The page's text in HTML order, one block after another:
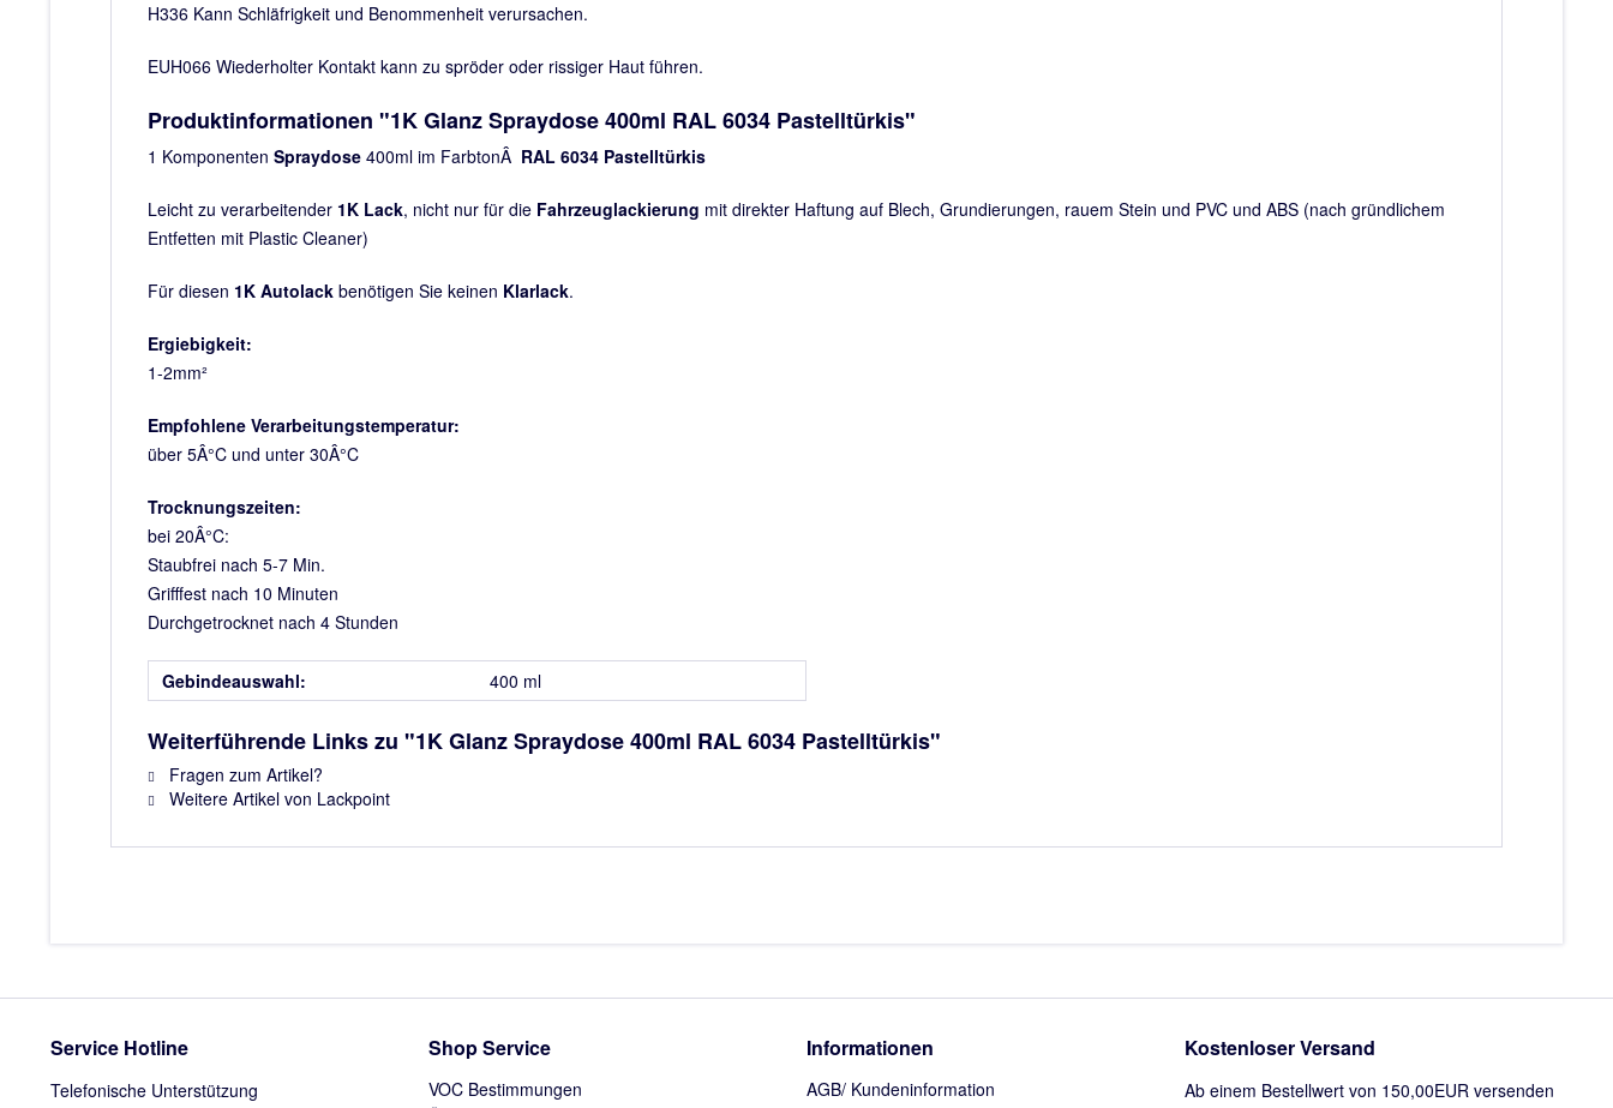
H336 Kann Schläfrigkeit und Benommenheit verursachen.
EUH066 Wiederholter Kontakt kann zu spröder oder rissiger Haut führen.
Produktinformationen "1K Glanz Spraydose 400ml RAL 6034 Pastelltürkis"
1 Komponenten Spraydose 400ml im FarbtonÂ RAL 6034 Pastelltürkis
Leicht zu verarbeitender 1K Lack, nicht nur für die Fahrzeuglackierung mit direkter Haftung auf Blech, Grundierungen, rauem Stein und PVC und ABS (nach gründlichem
Entfetten mit Plastic Cleaner)
Für diesen 1K Autolack benötigen Sie keinen Klarlack.
Ergiebigkeit:
1-2mm²
Empfohlene Verarbeitungstemperatur:
über 5Â°C und unter 30Â°C
Trocknungszeiten:
bei 20Â°C:
Staubfrei nach 5-7 Min.
Grifffest nach 10 Minuten
Durchgetrocknet nach 4 Stunden
Gebindeauswahl: 400 ml
Weiterführende Links zu "1K Glanz Spraydose 400ml RAL 6034 Pastelltürkis"
Fragen zum Artikel?
Weitere Artikel von Lackpoint
Service Hotline
Telefonische Unterstützung
Shop Service
VOC Bestimmungen
Informationen
AGB/ Kundeninformation
Kostenloser Versand
Ab einem Bestellwert von 150,00EUR versenden